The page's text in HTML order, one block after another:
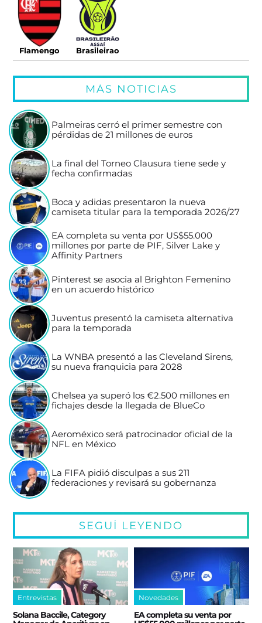
Flamengo Brasileirao
MÁS NOTICIAS
Palmeiras cerró el primer semestre con
pérdidas de 21 millones de euros
La final del Torneo Clausura tiene sede y
fecha confirmadas
Boca y adidas presentaron la nueva
camiseta titular para la temporada 2026/27
EA completa su venta por US$55.000
millones por parte de PIF, Silver Lake y
Affinity Partners
Pinterest se asocia al Brighton Femenino
en un acuerdo histórico
Juventus presentó la camiseta alternativa
para la temporada
La WNBA presentó a las Cleveland Sirens,
su nueva franquicia para 2028
Chelsea ya superó los €2.500 millones en
fichajes desde la llegada de BlueCo
Aeroméxico será patrocinador oficial de la
NFL en México
La FIFA pidió disculpas a sus 211
federaciones y revisará su gobernanza
SEGUÍ LEYENDO
Entrevistas
Solana Baccile, Category
Novedades
EA completa su venta por